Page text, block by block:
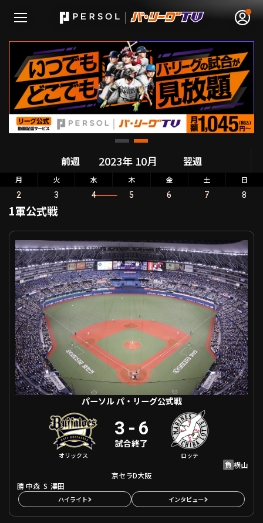
無料アカウント登録 ログイン
HOME
日程･結果
順位表･成績
1軍公式戦
ファーム東地区
ファーム中地区
ファーム西地区
交流戦
選手名鑑
選手名鑑トップ
北海道日本ハムファイターズ
東北楽天ゴールデンイーグルス
埼玉西武ライオンズ
千葉ロッテマリーンズ
オリックス・バファローズ
福岡ソフトバンクホークス
ニュース
設定
前週 翌週
月 火 水 木 金 土 日
2 3 4 5 6 7 8
1軍公式戦
パーソル パ・リーグ公式戦 オリックス VS 千葉ロッテ
パーソル パ・リーグ公式戦
オリックス
3 - 6
試合終了
ロッテ
負 横山
京セラD大阪
勝中森 S 澤田
ハイライト インタビュー